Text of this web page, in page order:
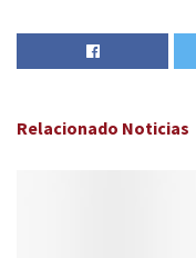
Relacionado Noticias